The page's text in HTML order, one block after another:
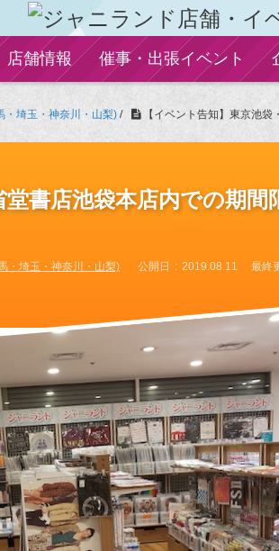
店舗情報 催事・出張イベント
・埼玉・神奈川・山梨) / 【イベント告知】東京池
書店池袋本店内での期間
・埼玉・神奈川・山梨) 公開日 2019.08.11 最終